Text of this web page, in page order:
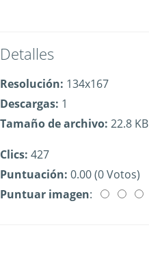
Detalles
Resolución: 134x167
Descargas: 1
Tamaño de archivo: 22.8 KB
Clics: 427
Puntuación: 0.00 (0 Votos)
Puntuar imagen: